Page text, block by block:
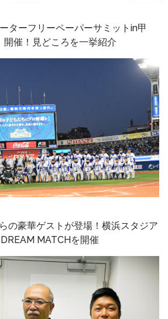
ターフリーペーパーサミットin甲
開催！見どころを一挙紹介
の豪華ゲストが登場！横浜スタジア
MATCHを開催